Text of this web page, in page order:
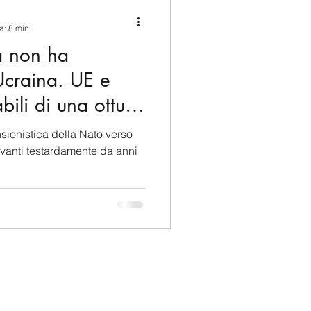
Russia
Germania
non ha
UE e
di una ottusa
della Nato verso
testardamente da anni
8 min